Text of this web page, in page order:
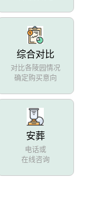
综合对比
对比各陵园情况
确定购买意向
安葬
电话或
在线咨询